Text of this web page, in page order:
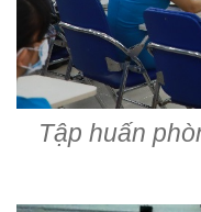
Tập huấn